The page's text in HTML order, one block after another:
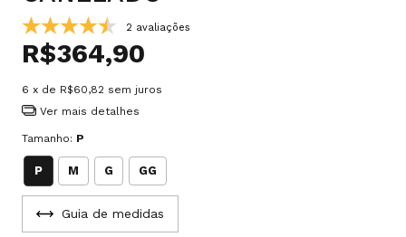
2 avaliações
R$364,90
6 x de R$60,82 sem juros
Ver mais detalhes
Tamanho: P
P M G GG
Guia de medidas